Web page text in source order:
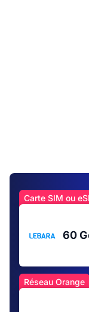
Carte SIM ou
60
Réseau Orange